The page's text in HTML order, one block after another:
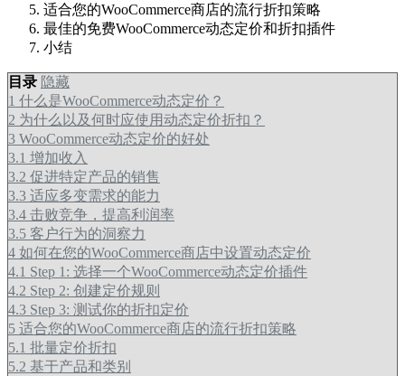
适合您的WooCommerce商店的流行折扣策略
最佳的免费WooCommerce动态定价和折扣插件
小结
目录 隐藏
1 什么是WooCommerce动态定价？
2 为什么以及何时应使用动态定价折扣？
3 WooCommerce动态定价的好处
3.1 增加收入
3.2 促进特定产品的销售
3.3 适应多变需求的能力
3.4 击败竞争，提高利润率
3.5 客户行为的洞察力
4 如何在您的WooCommerce商店中设置动态定价
4.1 Step 1: 选择一个WooCommerce动态定价插件
4.2 Step 2: 创建定价规则
4.3 Step 3: 测试你的折扣定价
5 适合您的WooCommerce商店的流行折扣策略
5.1 批量定价折扣
5.2 基于产品和类别